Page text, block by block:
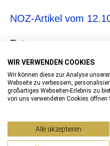
NOZ-Artikel vom
Fotos
Achim Engstler © privat
Impressum
WIR VERWENDEN COOKIES
Wir können diese zur Analyse
Webseite zu verbessern,
großartiges Webseiten-Erlebnis zu
von uns verwendeten Cookies öffnen
Alle akzeptieren